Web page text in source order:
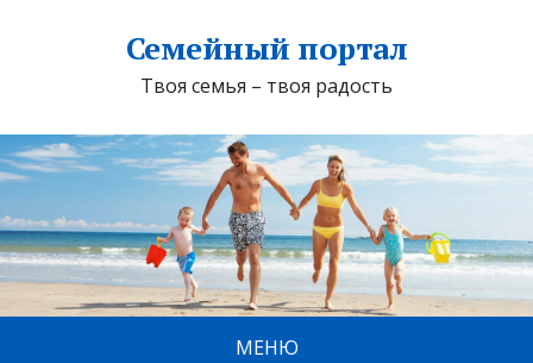
Семейный портал
Твоя семья – твоя радость
МЕНЮ